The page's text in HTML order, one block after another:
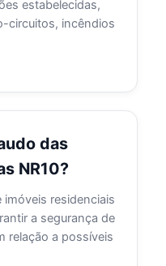
estabelecidas,
circuitos, incêndios
das
NR10?
imóveis residenciais
a segurança de
relação a possíveis